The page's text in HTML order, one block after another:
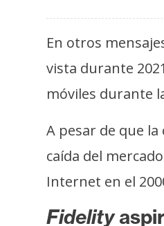
e
c
r
s
s
C
n
En otros
vista durante
móviles durante
A pesar de que
caída del
Internet en el
Fidelity